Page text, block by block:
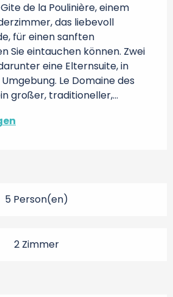
de la Poulinière, einem
das liebevoll
für einen sanften
Sie eintauchen können. Zwei
eine Elternsuite, in
Le Domaine des
großer, traditioneller,...
5 Person(en)
2 Zimmer